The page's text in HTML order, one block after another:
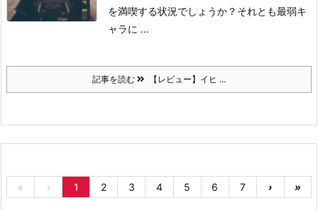
を満喫する状況でしょうか？それとも最弱キ
ャラに ...
記事を読む 【レビュー】イヒ ...
« ‹ 1 2 3 4 5 6 7 › »